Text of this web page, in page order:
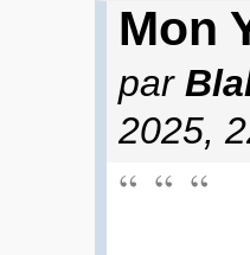
Mon
par
2025,